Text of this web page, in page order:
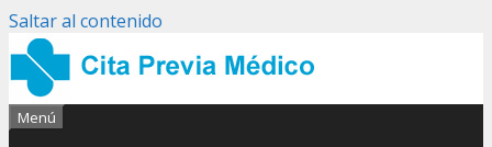
Saltar al contenido
Menú